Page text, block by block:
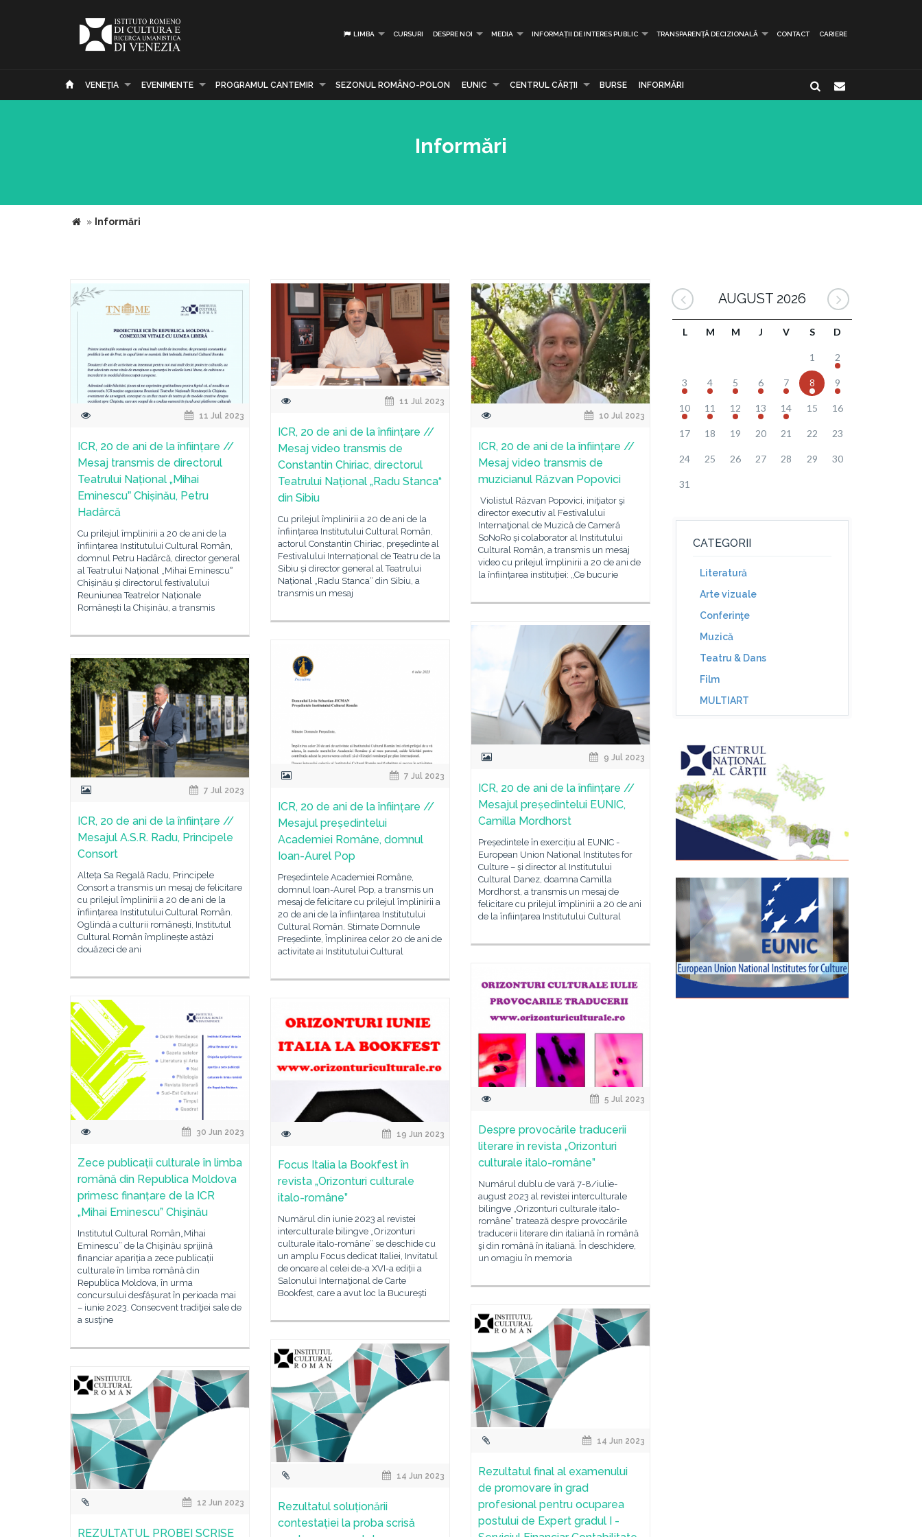
LIMBA CURSURI DESPRE NOI MEDIA INFORMAȚII DE INTERES PUBLIC TRANSPARENȚĂ DECIZIONALĂ CONTACT CARIERE
VENEŢIA EVENIMENTE PROGRAMUL CANTEMIR SEZONUL ROMÂNO-POLON EUNIC CENTRUL CĂRŢII BURSE INFORMĂRI
Informări
» Informări
11 Jul 2023
ICR, 20 de ani de la înființare //
Mesaj transmis de directorul
Teatrului Național „Mihai
Eminescuˮ Chișinău, Petru
Hadârcă
Cu prilejul împlinirii a 20 de ani de la
înființarea Institutului Cultural Român,
domnul Petru Hadârcă, director general
al Teatrului Național „Mihai Eminescuˮ
Chișinău și directorul festivalului
Reuniunea Teatrelor Naționale
Românești la Chișinău, a transmis
11 Jul 2023
ICR, 20 de ani de la înființare //
Mesaj video transmis de
Constantin Chiriac, directorul
Teatrului Național „Radu Stanca“
din Sibiu
Cu prilejul împlinirii a 20 de ani de la
înființarea Institutului Cultural Român,
actorul Constantin Chiriac, președinte al
Festivalului Internațional de Teatru de la
Sibiu și director general al Teatrului
Național „Radu Stanca“ din Sibiu, a
transmis un mesaj
10 Jul 2023
ICR, 20 de ani de la înființare //
Mesaj video transmis de
muzicianul Răzvan Popovici
Violistul Răzvan Popovici, iniţiator şi
director executiv al Festivalului
Internaţional de Muzică de Cameră
SoNoRo și colaborator al Institutului
Cultural Român, a transmis un mesaj
video cu prilejul împlinirii a 20 de ani de
la înființarea instituției: „Ce bucurie
9 Jul 2023
ICR, 20 de ani de la înființare //
Mesajul președintelui EUNIC,
Camilla Mordhorst
Președintele în exercițiu al EUNIC -
European Union National Institutes for
Culture – și director al Institutului
Cultural Danez, doamna Camilla
Mordhorst, a transmis un mesaj de
felicitare cu prilejul împlinirii a 20 de ani
de la înființarea Institutului Cultural
7 Jul 2023
ICR, 20 de ani de la înființare //
Mesajul președintelui
Academiei Române, domnul
Ioan-Aurel Pop
Președintele Academiei Române,
domnul Ioan-Aurel Pop, a transmis un
mesaj de felicitare cu prilejul împlinirii a
20 de ani de la înființarea Institutului
Cultural Român. Stimate Domnule
Președinte, Împlinirea celor 20 de ani de
activitate ai Institutului Cultural
7 Jul 2023
ICR, 20 de ani de la înființare //
Mesajul A.S.R. Radu, Principele
Consort
Alteța Sa Regală Radu, Principele
Consort a transmis un mesaj de felicitare
cu prilejul împlinirii a 20 de ani de la
înființarea Institutului Cultural Român.
Oglindă a culturii românești, Institutul
Cultural Român împlinește astăzi
douăzeci de ani
5 Jul 2023
Despre provocările traducerii
literare în revista „Orizonturi
culturale italo-române”
Numărul dublu de vară 7-8/iulie-
august 2023 al revistei interculturale
bilingve „Orizonturi culturale italo-
române” tratează despre provocările
traducerii literare din italiană în română
şi din română în italiană. În deschidere,
un omagiu în memoria
30 Jun 2023
Zece publicații culturale în limba
română din Republica Moldova
primesc finanțare de la ICR
„Mihai Eminescu” Chişinău
Institutul Cultural Român„Mihai
Eminescu” de la Chişinău sprijină
financiar apariția a zece publicații
culturale în limba română din
Republica Moldova, în urma
concursului desfășurat în perioada mai
– iunie 2023. Consecvent tradiţiei sale de
a susţine
19 Jun 2023
Focus Italia la Bookfest în
revista „Orizonturi culturale
italo-române”
Numărul din iunie 2023 al revistei
interculturale bilingve „Orizonturi
culturale italo-române” se deschide cu
un amplu Focus dedicat Italiei, Invitatul
de onoare al celei de-a XVI-a ediții a
Salonului Internaţional de Carte
Bookfest, care a avut loc la Bucureşti
14 Jun 2023
Rezultatul final al examenului
de promovare în grad
profesional pentru ocuparea
postului de Expert gradul I -
14 Jun 2023
Rezultatul soluționării
contestației la proba scrisă
12 Jun 2023
REZULTATUL PROBEI SCRISE
AUGUST 2026
L M M J V S D
1 2
3 4 5 6 7 8 9
10 11 12 13 14 15 16
17 18 19 20 21 22 23
24 25 26 27 28 29 30
31
CATEGORII
Literatură
Arte vizuale
Conferinţe
Muzică
Teatru & Dans
Film
MULTIART